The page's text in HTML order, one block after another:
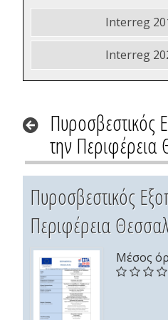
Interreg
Interreg
Πυροσβεστικός
την Περιφέρεια
Πυροσβεστικός
Περιφέρεια
Μέσος